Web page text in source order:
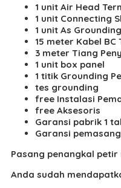
1 unit Air Head
1 unit Connecting
1 unit As
15 meter Kabel
3 meter Tiang
1 unit box panel
1 titik Grounding
tes grounding
free Instalasi
free Aksesoris
Garansi pabrik 1
Garansi
Pasang penangkal
Anda sudah